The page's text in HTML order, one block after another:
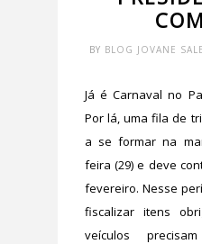
BY BLOG JOVANE
Já é Carnaval no
Por lá, uma fila de
a se formar na
feira (29) e deve
fevereiro. Nesse
fiscalizar itens
veículos